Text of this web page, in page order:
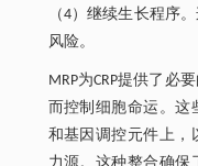
（4）继续生长程序
风险。
MRP为CRP提供了必
而控制细胞命运。这
和基因调控元件上，